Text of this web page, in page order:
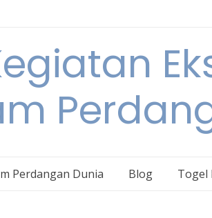
Perdangan Dunia Blog Togel